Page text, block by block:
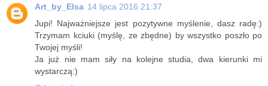
Art_by_Elsa 14 lipca 2016 21:37
Jupi! Najważniejsze jest pozytywne myślenie, dasz radę:)
Trzymam kciuki (myślę, ze zbędne) by wszystko poszło po
Twojej myśli!
Ja już nie mam siły na kolejne studia, dwa kierunki mi
wystarczą:)